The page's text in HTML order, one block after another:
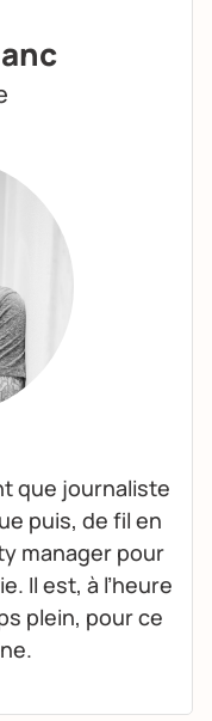
que journaliste
puis, de fil en
manager pour
Il est, à l’heure
plein, pour ce